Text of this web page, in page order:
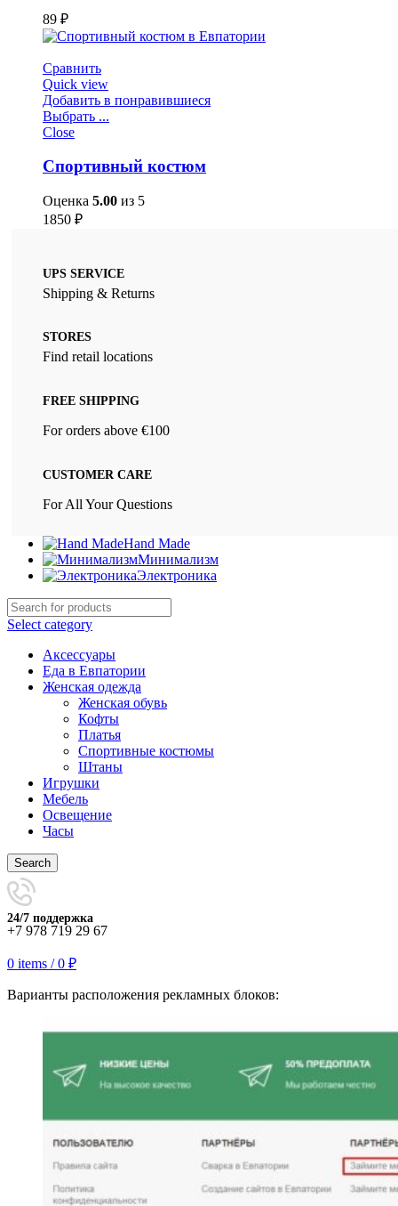
89 ₽
Сравнить
Quick view
Добавить в понравившиеся
Выбрать ...
Close
Спортивный костюм
Оценка 5.00 из 5
1850 ₽
UPS SERVICE
Shipping & Returns
STORES
Find retail locations
FREE SHIPPING
For orders above €100
CUSTOMER CARE
For All Your Questions
Hand Made
Минимализм
Электроника
Select category
Аксессуары
Еда в Евпатории
Женская одежда
Женская обувь
Кофты
Платья
Спортивные костюмы
Штаны
Игрушки
Мебель
Освещение
Часы
Search
24/7 поддержка
+7 978 719 29 67
0 items / 0 ₽
Варианты расположения рекламных блоков: